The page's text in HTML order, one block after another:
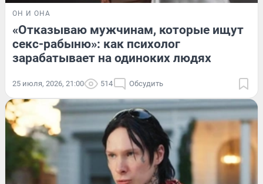
ОН И ОНА
«Отказываю мужчинам, которые ищут
секс-рабыню»: как психолог
зарабатывает на одиноких людях
25 июля, 2026, 21:00 514 Обсудить